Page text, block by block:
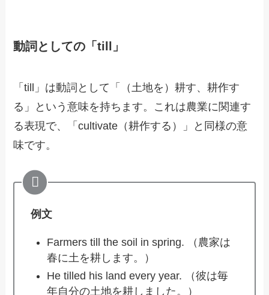
動詞としての「till」
「till」は動詞として「（土地を）耕す、耕作す
る」という意味を持ちます。これは農業に関連す
る表現で、「cultivate（耕作する）」と同様の意
味です。
例文
Farmers till the soil in spring. （農家は
春に土を耕します。）
He tilled his land every year. （彼は毎
年自分の土地を耕しました。）